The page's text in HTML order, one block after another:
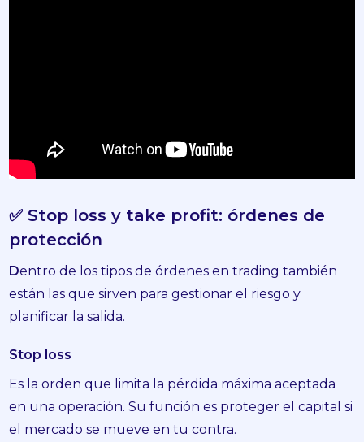
✅ Stop loss y take profit: órdenes de
protección
Dentro de los tipos de órdenes en trading también
están las que sirven para gestionar el riesgo y
planificar la salida.
Stop loss
Es la orden que limita la pérdida máxima aceptada
en una operación. Su función es proteger el capital si
el mercado se mueve en tu contra.